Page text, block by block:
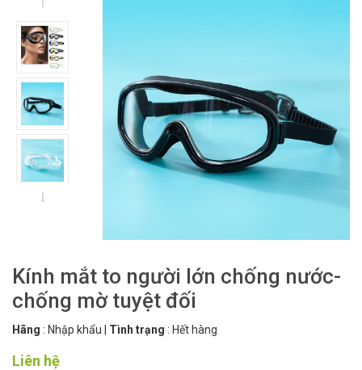
Kính mắt to người lớn chống nước-
chống mờ tuyệt đối
Hãng : Nhập khẩu Tình trạng : Hết hàng
Liên hệ